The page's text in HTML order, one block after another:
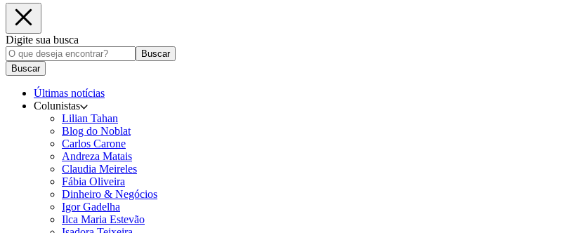
Digite sua busca
Buscar
Buscar
Últimas notícias
Colunistas
Lilian Tahan
Blog do Noblat
Carlos Carone
Andreza Matais
Claudia Meireles
Fábia Oliveira
Dinheiro & Negócios
Igor Gadelha
Ilca Maria Estevão